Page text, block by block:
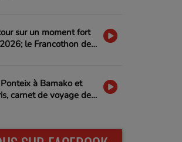
sur un moment fort
le Francothon de
à Bamako et
carnet de voyage de